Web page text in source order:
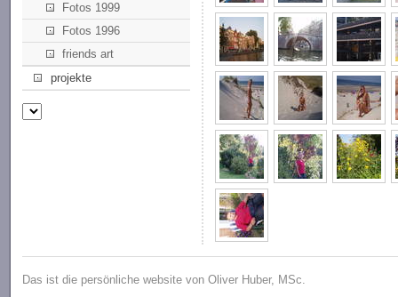
Fotos 1999
Fotos 1996
friends art
projekte
Das ist die persönliche website von Oliver Huber, MSc.